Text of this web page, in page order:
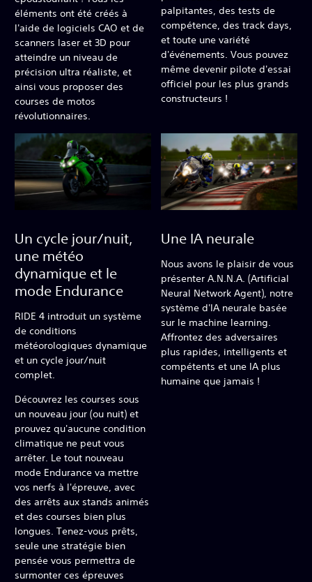
éléments ont été créés à
l'aide de logiciels CAO et de
scanners laser et 3D pour
atteindre un niveau de
précision ultra réaliste, et
ainsi vous proposer des
courses de motos
révolutionnaires.
palpitantes, des tests de
compétence, des track days,
et toute une variété
d'événements. Vous pouvez
même devenir pilote d'essai
officiel pour les plus grands
constructeurs !
Un cycle jour/nuit,
une météo
dynamique et le
mode Endurance
RIDE 4 introduit un système
de conditions
météorologiques dynamique
et un cycle jour/nuit
complet.
Découvrez les courses sous
un nouveau jour (ou nuit) et
prouvez qu'aucune condition
climatique ne peut vous
arrêter. Le tout nouveau
mode Endurance va mettre
vos nerfs à l'épreuve, avec
des arrêts aux stands animés
et des courses bien plus
longues. Tenez-vous prêts,
seule une stratégie bien
pensée vous permettra de
surmonter ces épreuves
Une IA neurale
Nous avons le plaisir de vous
présenter A.N.N.A. (Artificial
Neural Network Agent), notre
système d'IA neurale basée
sur le machine learning.
Affrontez des adversaires
plus rapides, intelligents et
compétents et une IA plus
humaine que jamais !